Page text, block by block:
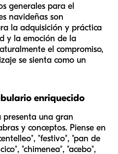
generales para el
navideñas son
la adquisición y práctica
y la emoción de la
el compromiso,
se sienta como un
enriquecido
una gran
y conceptos. Piense en
"festivo", "pan de
"chimenea", "acebo",